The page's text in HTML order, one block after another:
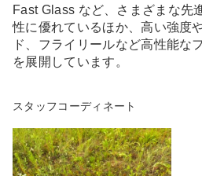
Fast Glass など、さまざまな先
性に優れているほか、高い強度
ド、フライリールなど高性能な
を展開しています。
スタッフコーディネート